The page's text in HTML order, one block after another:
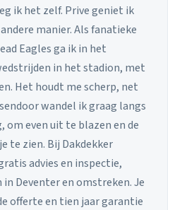
ik het zelf. Prive geniet ik
manier. Als fanatieke
Eagles ga ik in het
in het stadion, met
Het houdt me scherp, net
wandel ik graag langs
om even uit te blazen en de
te zien. Bij Dakdekker
advies en inspectie,
Deventer en omstreken. Je
offerte en tien jaar garantie